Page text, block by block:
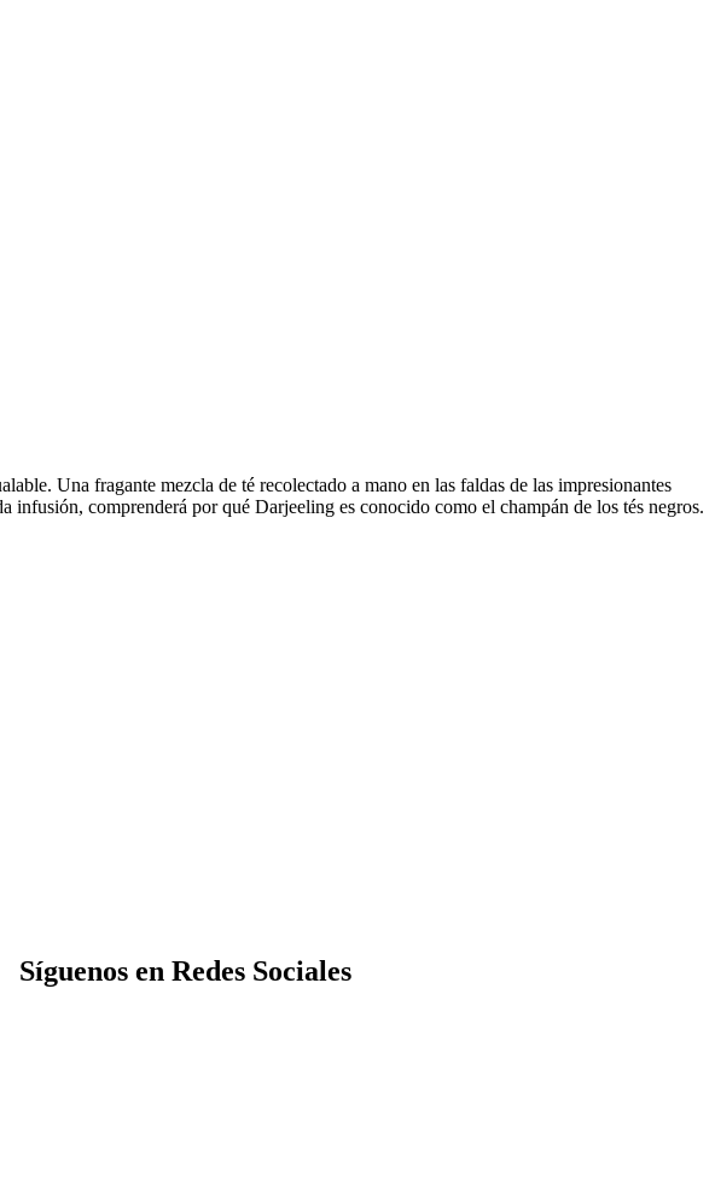
Una fragante mezcla de té recolectado a mano en las faldas de las impresionantes
comprenderá por qué Darjeeling es conocido como el champán de los tés negros.
Síguenos en Redes Sociales